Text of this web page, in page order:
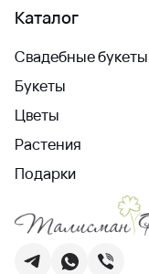
Каталог
Свадебные букеты
Букеты
Цветы
Растения
Подарки